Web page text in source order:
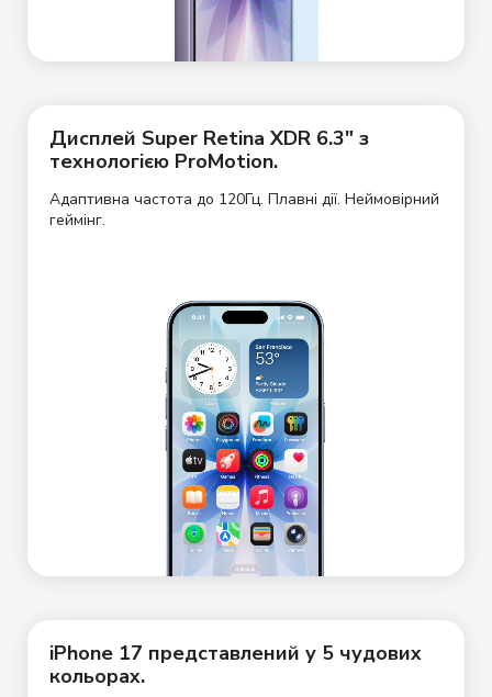
Дисплей Super Retina XDR 6.3" з
технологією ProMotion.
Адаптивна частота до 120Гц. Плавні дії. Неймовірний
геймінг.
iPhone 17 представлений у 5 чудових
кольорах.